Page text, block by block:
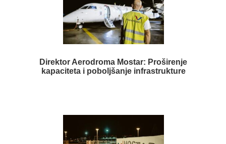
Direktor Aerodroma Mostar: Proširenje
kapaciteta i poboljšanje infrastrukture